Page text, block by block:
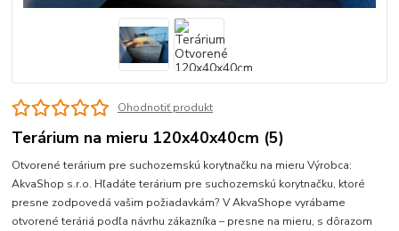
Ohodnotiť produkt
Terárium na mieru 120x40x40cm (5)
Otvorené terárium pre suchozemskú korytnačku na mieru Výrobca:
AkvaShop s.r.o. Hľadáte terárium pre suchozemskú korytnačku, ktoré
presne zodpovedá vašim požiadavkám? V AkvaShope vyrábame
otvorené teráriá podľa návrhu zákazníka – presne na mieru, s dôrazom